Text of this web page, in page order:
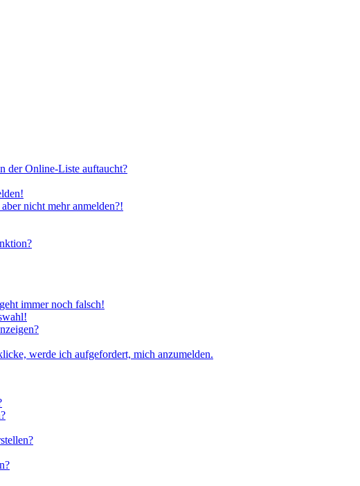
der Online-Liste auftaucht?
nicht mehr anmelden?!
immer noch falsch!
werde ich aufgefordert, mich anzumelden.